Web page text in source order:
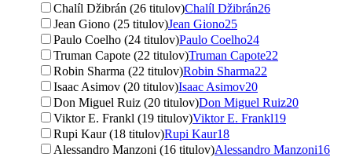
Chalíl Džibrán (26 titulov)Chalíl Džibrán26
Jean Giono (25 titulov)Jean Giono25
Paulo Coelho (24 titulov)Paulo Coelho24
Truman Capote (22 titulov)Truman Capote22
Robin Sharma (22 titulov)Robin Sharma22
Isaac Asimov (20 titulov)Isaac Asimov20
Don Miguel Ruiz (20 titulov)Don Miguel Ruiz20
Viktor E. Frankl (19 titulov)Viktor E. Frankl19
Rupi Kaur (18 titulov)Rupi Kaur18
Alessandro Manzoni (16 titulov)Alessandro Manzoni16